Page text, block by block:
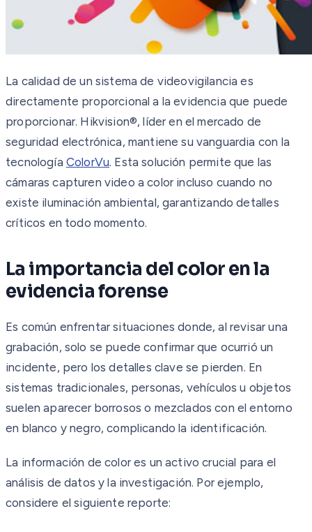
La calidad de un sistema de videovigilancia es
directamente proporcional a la evidencia que puede
proporcionar. Hikvision®, líder en el mercado de
seguridad electrónica, mantiene su vanguardia con la
tecnología ColorVu. Esta solución permite que las
cámaras capturen video a color incluso cuando no
existe iluminación ambiental, garantizando detalles
críticos en todo momento.
La importancia del color en la
evidencia forense
Es común enfrentar situaciones donde, al revisar una
grabación, solo se puede confirmar que ocurrió un
incidente, pero los detalles clave se pierden. En
sistemas tradicionales, personas, vehículos u objetos
suelen aparecer borrosos o mezclados con el entorno
en blanco y negro, complicando la identificación.
La información de color es un activo crucial para el
análisis de datos y la investigación. Por ejemplo,
considere el siguiente reporte: